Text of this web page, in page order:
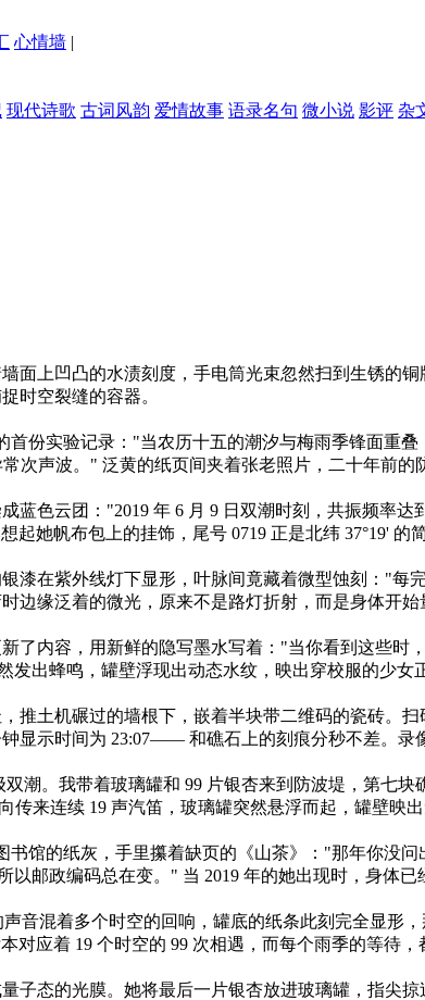
心情墙 |
现代诗歌 古词风韵 爱情故事 语录名句 微小说 影评 杂
上凹凸的水渍刻度，手电筒光束忽然扫到生锈的
时空裂缝的容器。​
份实验记录："当农历十五的潮汐与梅雨季锋面重
次声波。" 泛黄的纸页间夹着张老照片，二十年前
色云团："2019 年 6 月 9 日双潮时刻，共振频率达
她帆布包上的挂饰，尾号 0719 正是北纬 37°19' 的
在紫外线灯下显形，叶脉间竟藏着微型蚀刻："每
边缘泛着的微光，原来不是路灯折射，而是身体开始
内容，用新鲜的隐写墨水写着："当你看到这些时
出蜂鸣，罐壁浮现出动态水纹，映出穿校服的少女
土机碾过的墙根下，嵌着半块带二维码的瓷砖。扫
显示时间为 23:07—— 和礁石上的刻痕分秒不差。
。我带着玻璃罐和 99 片银杏来到防波堤，第七
传来连续 19 声汽笛，玻璃罐突然悬浮而起，罐壁映出
的纸灰，手里攥着缺页的《山茶》："那年你没问
以邮政编码总在变。" 当 2019 年的她出现时，身体
混着多个时空的回响，罐底的纸条此刻完全显形，
对应着 19 个时空的 99 次相遇，而每个雨季的等待，
态的光膜。她将最后一片银杏放进玻璃罐，指尖